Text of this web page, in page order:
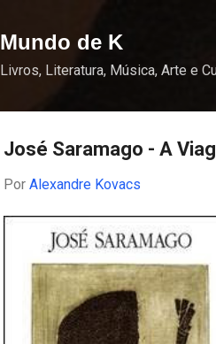
Mundo de K
Livros, Literatura, Música, Arte e
José Saramago - A
Por Alexandre Kovacs